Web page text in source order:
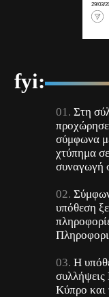
29/03/
fyi:
Στη
σύμφωνα
χτύπημα
συναγωγή
υπόθεση
Η
Κύπρο και